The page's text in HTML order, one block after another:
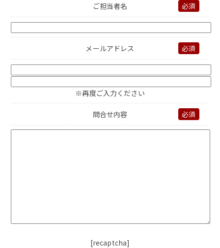
ご担当者名 必須
メールアドレス 必須
※再度ご入力ください
問合せ内容 必須
[recaptcha]